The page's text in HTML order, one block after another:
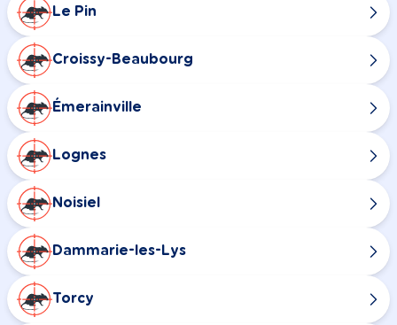
Le Pin
Croissy-Beaubourg
Émerainville
Lognes
Noisiel
Dammarie-les-Lys
Torcy